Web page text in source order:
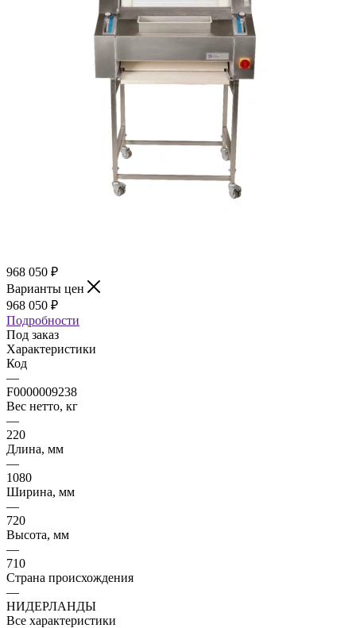
968 050 ₽
Варианты цен
968 050 ₽
Подробности
Под заказ
Характеристики
Код
—
F0000009238
Вес нетто, кг
—
220
Длина, мм
—
1080
Ширина, мм
—
720
Высота, мм
—
710
Страна происхождения
—
НИДЕРЛАНДЫ
Все характеристики